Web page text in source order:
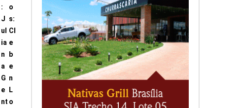
:
J
ul
ia
n
a
G
e
nt
o
s:
Cl
e
b
e
n
L
o